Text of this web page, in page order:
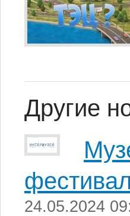
Другие
24.05.2024